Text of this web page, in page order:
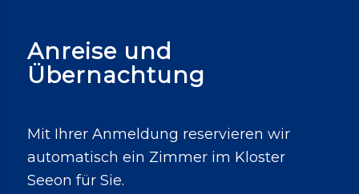
Anreise und
Übernachtung
Mit Ihrer Anmeldung reservieren wir
automatisch ein Zimmer im Kloster
Seeon für Sie.